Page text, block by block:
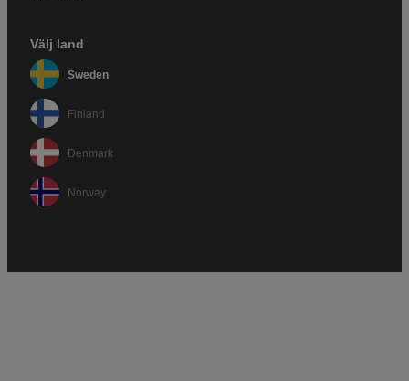
Välj land
Sweden
Finland
Denmark
Norway